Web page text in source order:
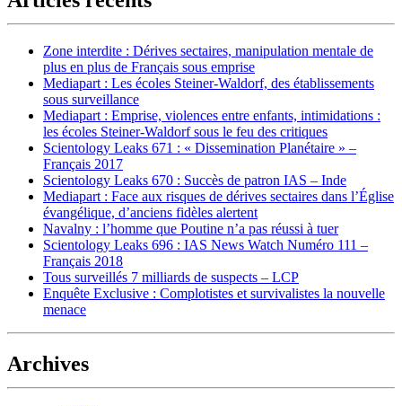
Zone interdite : Dérives sectaires, manipulation mentale de
plus en plus de Français sous emprise
Mediapart : Les écoles Steiner-Waldorf, des établissements
sous surveillance
Mediapart : Emprise, violences entre enfants, intimidations :
les écoles Steiner-Waldorf sous le feu des critiques
Scientology Leaks 671 : « Dissemination Planétaire » –
Français 2017
Scientology Leaks 670 : Succès de patron IAS – Inde
Mediapart : Face aux risques de dérives sectaires dans l’Église
évangélique, d’anciens fidèles alertent
Navalny : l’homme que Poutine n’a pas réussi à tuer
Scientology Leaks 696 : IAS News Watch Numéro 111 –
Français 2018
Tous surveillés 7 milliards de suspects – LCP
Enquête Exclusive : Complotistes et survivalistes la nouvelle
menace
Archives